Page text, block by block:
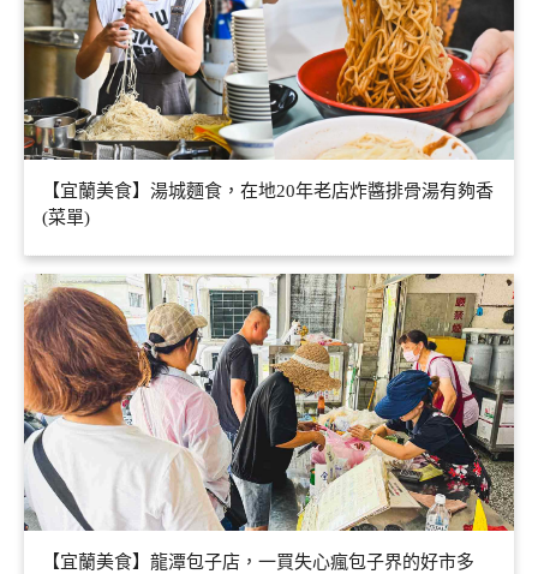
【宜蘭美食】湯城麵食，在地20年老店炸醬排骨湯有夠香
(菜單)
【宜蘭美食】龍潭包子店，一買失心瘋包子界的好市多